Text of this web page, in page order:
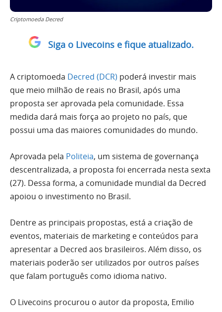
Criptomoeda Decred
Siga o Livecoins e fique atualizado.
A criptomoeda Decred (DCR) poderá investir mais
que meio milhão de reais no Brasil, após uma
proposta ser aprovada pela comunidade. Essa
medida dará mais força ao projeto no país, que
possui uma das maiores comunidades do mundo.
Aprovada pela Politeia, um sistema de governança
descentralizada, a proposta foi encerrada nesta sexta
(27). Dessa forma, a comunidade mundial da Decred
apoiou o investimento no Brasil.
Dentre as principais propostas, está a criação de
eventos, materiais de marketing e conteúdos para
apresentar a Decred aos brasileiros. Além disso, os
materiais poderão ser utilizados por outros países
que falam português como idioma nativo.
O Livecoins procurou o autor da proposta, Emilio